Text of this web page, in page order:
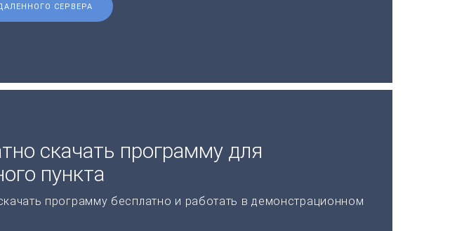
СЕРВЕРА
скачать программу для
пункта
программу бесплатно и работать в демонстрационном